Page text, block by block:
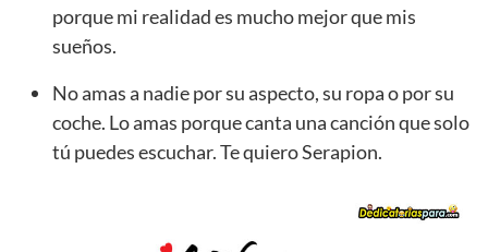
porque mi realidad es mucho mejor que mis
sueños.
No amas a nadie por su aspecto, su ropa o por su
coche. Lo amas porque canta una canción que solo
tú puedes escuchar. Te quiero Serapion.